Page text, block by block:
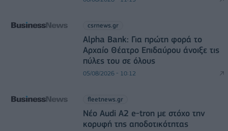
csrnews.gr
Alpha Bank: Για πρώτη φορά το
Αρχαίο Θέατρο Επιδαύρου άνοιξε τις
πύλες του σε όλους
05/08/2026 - 10:12
fleetnews.gr
Νέο Audi A2 e-tron με στόχο την
κορυφή της αποδοτικότητας